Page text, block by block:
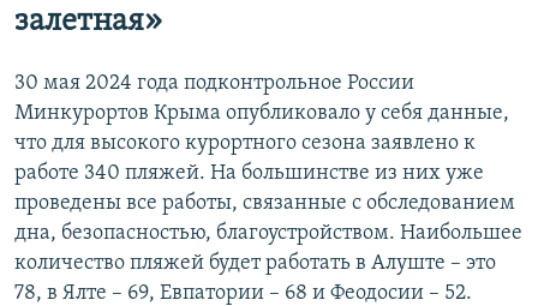
залетная»
30 мая 2024 года подконтрольное России
Минкурортов Крыма опубликовало у себя данные,
что для высокого курортного сезона заявлено к
работе 340 пляжей. На большинстве из них уже
проведены все работы, связанные с обследованием
дна, безопасностью, благоустройством. Наибольшее
количество пляжей будет работать в Алуште – это
78, в Ялте – 69, Евпатории – 68 и Феодосии – 52.